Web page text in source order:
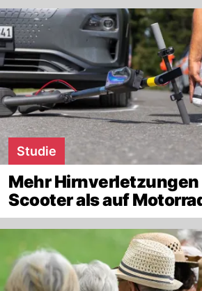
Studie
Mehr Hirnverletzungen
Scooter als auf